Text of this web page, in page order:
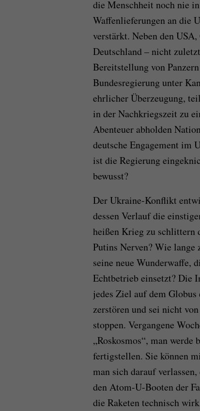
die Menschheit noch nie
Waffenlieferungen an die
verstärkt. Neben den
Deutschland – nicht
Bereitstellung von
Bundesregierung unter
ehrlicher Überzeugung,
in der Nachkriegszeit zu
Abenteuer abholden
deutsche Engagement im
ist die Regierung
bewusst?
Der Ukraine-Konflikt
dessen Verlauf die
heißen Krieg zu schlittern
Putins Nerven? Wie
seine neue Wunderwaffe,
Echtbetrieb einsetzt? Die
jedes Ziel auf dem
zerstören und sei nicht
stoppen. Vergangene
„Roskosmos“, man
fertigstellen. Sie können
man sich darauf
den Atom-U-Booten der
die Raketen technisch